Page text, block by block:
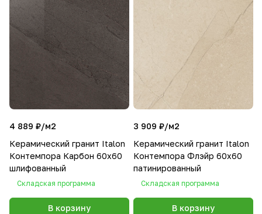
4 889 ₽/м2
Керамический гранит Italon
Контемпора Карбон 60х60
шлифованный
Складская программа
В корзину
3 909 ₽/м2
Керамический гранит Italon
Контемпора Флэйр 60х60
патинированный
Складская программа
В корзину